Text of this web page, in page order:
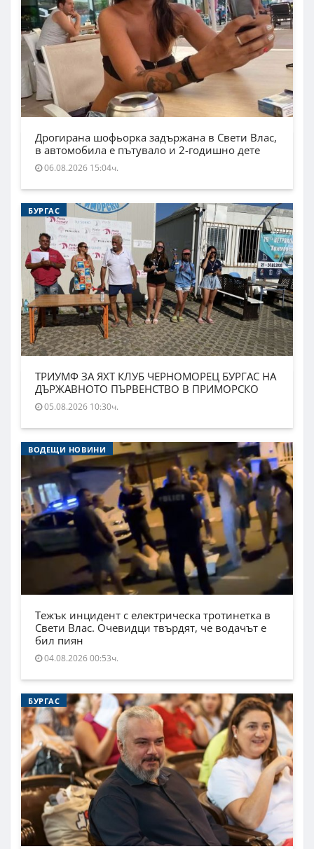
Дрогирана шофьорка задържана в Свети Влас,
в автомобила е пътувало и 2-годишно дете
06.08.2026 15:04ч.
БУРГАС
ТРИУМФ ЗА ЯХТ КЛУБ ЧЕРНОМОРЕЦ БУРГАС НА
ДЪРЖАВНОТО ПЪРВЕНСТВО В ПРИМОРСКО
05.08.2026 10:30ч.
ВОДЕЩИ НОВИНИ
Тежък инцидент с електрическа тротинетка в
Свети Влас. Очевидци твърдят, че водачът е
бил пиян
04.08.2026 00:53ч.
БУРГАС